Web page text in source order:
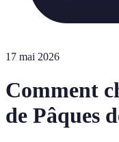
17 mai 2026
Comment
de Pâques